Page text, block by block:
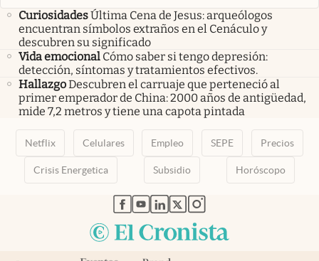
CuriosidadesÚltima Cena de Jesus: arqueólogos
encuentran símbolos extraños en el Cenáculo y
descubren su significado
Vida emocional Cómo saber si tengo depresión:
detección, síntomas y tratamientos efectivos.
HallazgoDescubren el carruaje que perteneció al
primer emperador de China: 2000 años de antigüedad,
mide 7,2 metros y tiene una capota pintada
Netflix Celulares Empleo SEPE Precios
Crisis Energetica Subsidio Horóscopo
abre en nueva pestaña
abre en nueva pestaña
abre en nueva pestaña
abre en nueva pestaña
abre en nueva pestaña